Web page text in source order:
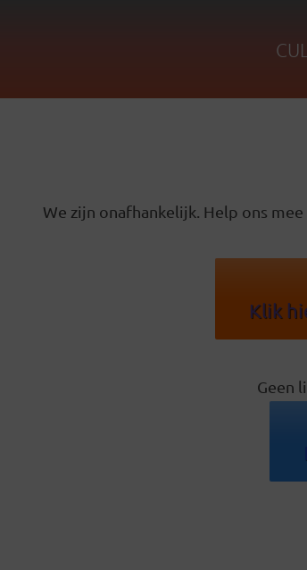
We zijn onafhankelijk. Help ons
Klik
Geen